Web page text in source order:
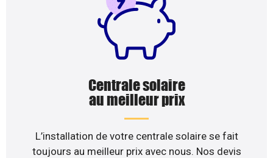
Centrale solaire
au meilleur prix
L’installation de votre centrale solaire se fait
toujours au meilleur prix avec nous. Nos devis